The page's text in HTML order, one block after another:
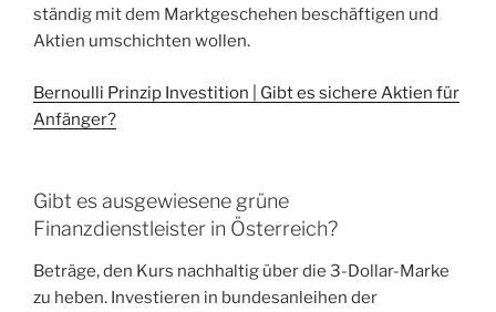
ständig mit dem Marktgeschehen beschäftigen und
Aktien umschichten wollen.
Bernoulli Prinzip Investition | Gibt es sichere Aktien für
Anfänger?
Gibt es ausgewiesene grüne
Finanzdienstleister in Österreich?
Beträge, den Kurs nachhaltig über die 3-Dollar-Marke
zu heben. Investieren in bundesanleihen der